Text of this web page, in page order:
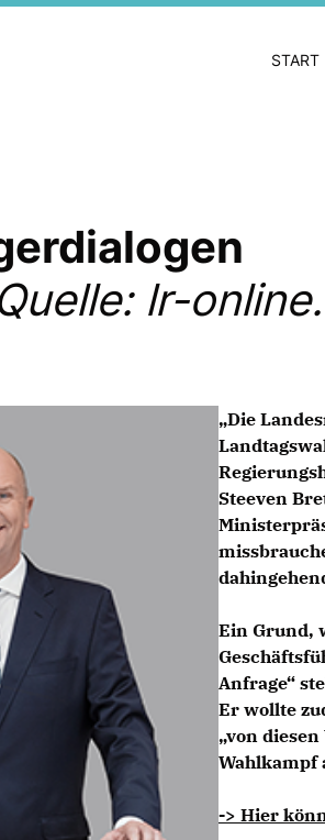
START
lr-
Die
Steeven
Ein Grund,
Anfrage“
Er wollte
von diesen
Wahlkampf
-> Hier